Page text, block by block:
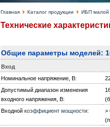
Главная Каталог продукции ИБП малой
Технические
Общие параметры моделей:
Вход
Номинальное напряжение, В:
Допустимый диапазон изменения
входного напряжения, В:
Входной коэффициент мощности:
>